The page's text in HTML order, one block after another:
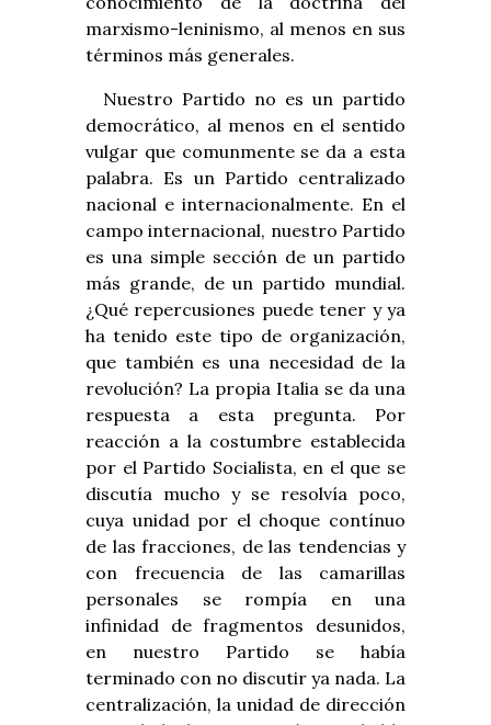
marxismo-leninismo, al menos en sus
términos más generales.
Nuestro Partido no es un partido
democrático, al menos en el sentido
vulgar que comunmente se da a esta
palabra. Es un Partido centralizado
nacional e internacionalmente. En el
campo internacional, nuestro Partido
es una simple sección de un partido
más grande, de un partido mundial.
¿Qué repercusiones puede tener y ya
ha tenido este tipo de organización,
que también es una necesidad de la
revolución? La propia Italia se da una
respuesta a esta pregunta. Por
reacción a la costumbre establecida
por el Partido Socialista, en el que se
discutía mucho y se resolvía poco,
cuya unidad por el choque contínuo
de las fracciones, de las tendencias y
con frecuencia de las camarillas
personales se rompía en una
infinidad de fragmentos desunidos,
en nuestro Partido se había
terminado con no discutir ya nada. La
centralización, la unidad de dirección